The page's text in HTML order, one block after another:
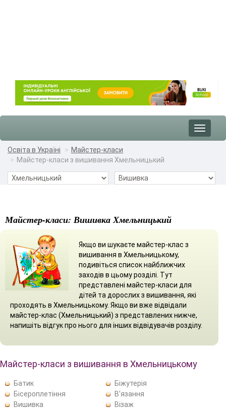
Toggle
Освіта в Україні
Майстер-класи
Майстер-класи з вишивання Хмельницький
Майстер-класи: Вишивка Хмельницький
Якщо ви шукаєте майстер-клас з
вишивання в Хмельницькому,
подивіться список найближчих
заходів в цьому розділі. Тут
представлені майстер-класи для
дітей та дорослих з вишивання, які
проходять в Хмельницькому. Якщо ви вже відвідали
майстер-клас (Хмельницький) з представлених нижче,
напишіть відгук про нього для інших відвідувачів розділу.
Майстер-класи з вишивання в Хмельницькому
Батик
Біжутерія
Бісероплетіння
В'язання
Вишивка
Візаж